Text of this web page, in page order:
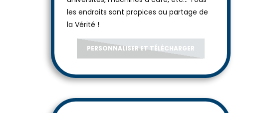
les endroits sont propices au partage de
la Vérité !
PERSONNALISER ET TÉLÉCHARGER